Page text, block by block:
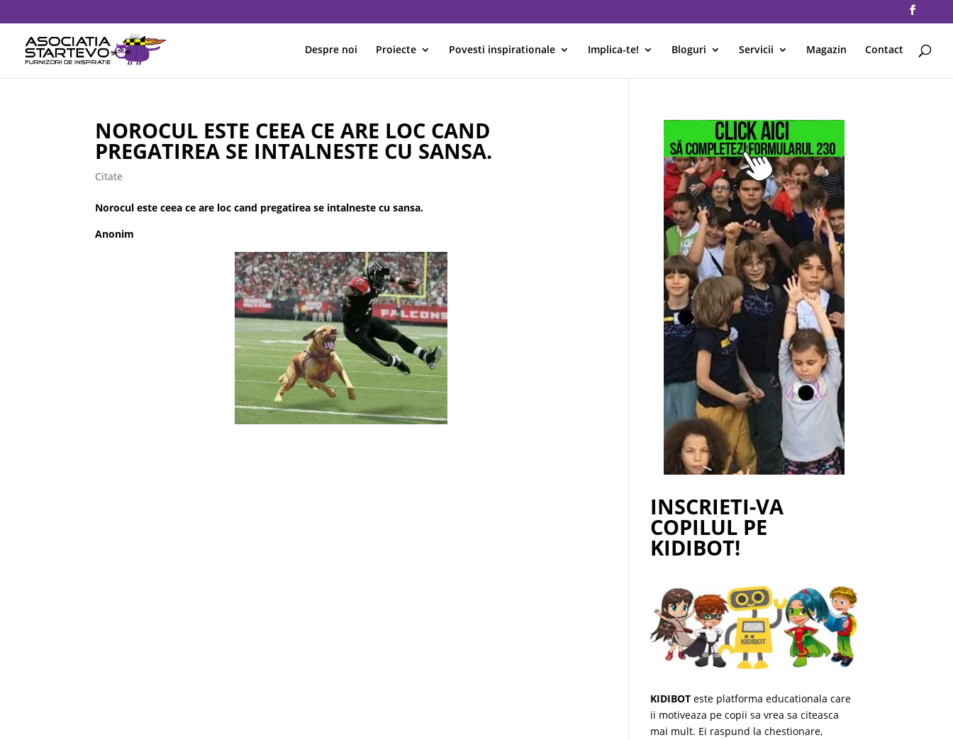
Despre noi Proiecte Povesti inspirationale Implica-te! Bloguri Servicii Magazin Contact
NOROCUL ESTE CEEA CE ARE LOC CAND
PREGATIREA SE INTALNESTE CU SANSA.
Citate
Norocul este ceea ce are loc cand pregatirea se intalneste cu sansa.
Anonim
INSCRIETI-VA
COPILUL PE
KIDIBOT!
KIDIBOT este platforma educationala care
ii motiveaza pe copii sa vrea sa citeasca
mai mult. Ei raspund la chestionare,